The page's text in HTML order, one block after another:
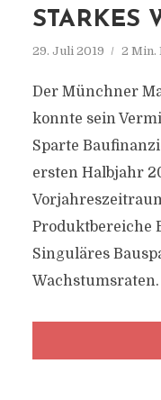
STARKES
29. Juli 2019 2 Min.
Der Münchner
konnte sein
Sparte
ersten Halbjahr
Produktbereiche
Singuläres
Wachstumsraten.